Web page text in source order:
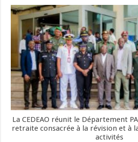
La CEDEAO réunit le Département
retraite consacrée à la révision et à
activités